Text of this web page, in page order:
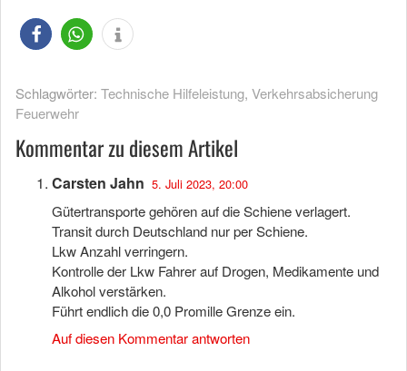
Schlagwörter: Technische Hilfeleistung, Verkehrsabsicherung
Feuerwehr
Kommentar zu diesem Artikel
Carsten Jahn 5. Juli 2023, 20:00
Gütertransporte gehören auf die Schiene verlagert.
Transit durch Deutschland nur per Schiene.
Lkw Anzahl verringern.
Kontrolle der Lkw Fahrer auf Drogen, Medikamente und
Alkohol verstärken.
Führt endlich die 0,0 Promille Grenze ein.
Auf diesen Kommentar antworten